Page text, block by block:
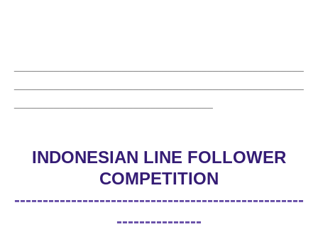
INDONESIAN LINE FOLLOWER
COMPETITION
---------------------------------------------------
---------------